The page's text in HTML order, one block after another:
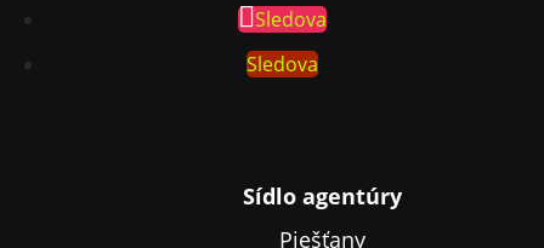
Sledova
Sledova
Sídlo agentúry
Piešťany